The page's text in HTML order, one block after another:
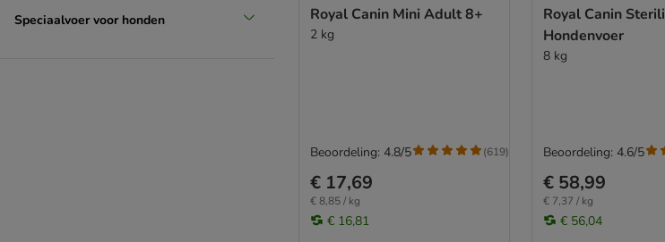
Speciaalvoer voor honden Royal Canin Mini Adult 8+
2 kg
€ 17,69
€ 8,85 / kg
€ 16,81
Beoordeling: 4.8/5 (619)
Royal Canin
Hondenvoer
8 kg
€ 58,99
€ 7,37 / kg
€ 56,04
Beoordeling: 4.6/5